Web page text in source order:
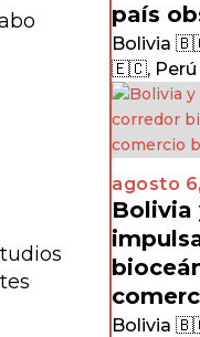
país
Bolivia
🇪🇨,
agosto
Bolivia
Bolivia